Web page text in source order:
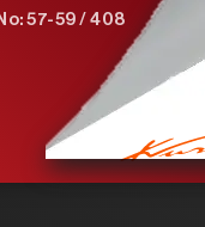
57-59 / 408